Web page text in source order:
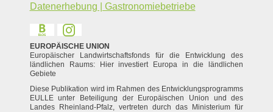
Datenerhebung | Gastronomiebetriebe
EUROPÄISCHE UNION
Europäischer Landwirtschaftsfonds für die Entwicklung des
ländlichen Raums: Hier investiert Europa in die ländlichen
Gebiete
Diese Publikation wird im Rahmen des Entwicklungsprogramms
EULLE unter Beteiligung der Europäischen Union und des
Landes Rheinland-Pfalz, vertreten durch das Ministerium für